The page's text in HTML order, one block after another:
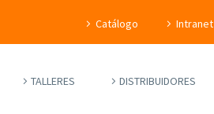
Catálogo Intranet
TALLERES DISTRIBUIDORES